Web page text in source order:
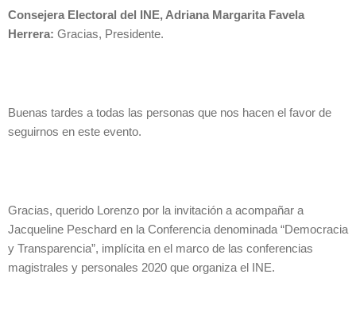
Consejera Electoral del INE, Adriana Margarita Favela
Herrera: Gracias, Presidente.
Buenas tardes a todas las personas que nos hacen el favor de
seguirnos en este evento.
Gracias, querido Lorenzo por la invitación a acompañar a
Jacqueline Peschard en la Conferencia denominada “Democracia
y Transparencia”, implícita en el marco de las conferencias
magistrales y personales 2020 que organiza el INE.